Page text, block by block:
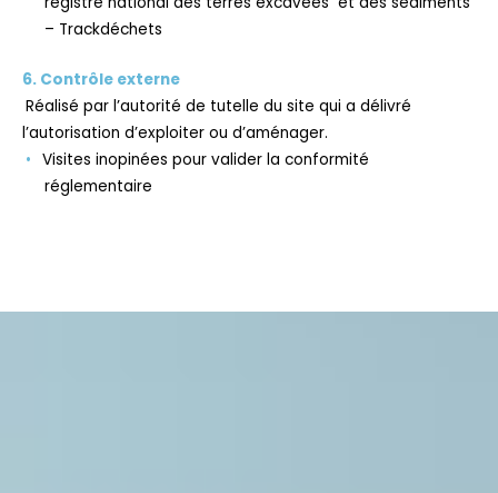
– Trackdéchets
6. Contrôle externe
Réalisé par l’autorité de tutelle du site qui a délivré
l’autorisation d’exploiter ou d’aménager.
Visites inopinées pour valider la conformité
réglementaire